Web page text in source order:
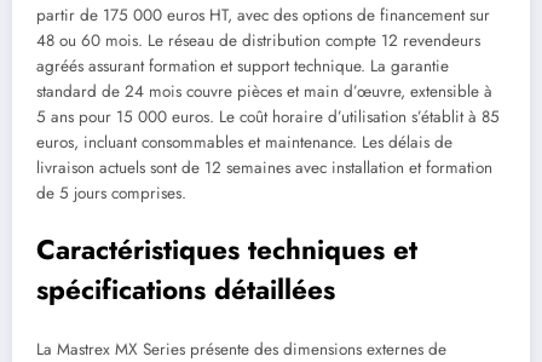
partir de 175 000 euros HT, avec des options de financement sur
48 ou 60 mois. Le réseau de distribution compte 12 revendeurs
agréés assurant formation et support technique. La garantie
standard de 24 mois couvre pièces et main d’œuvre, extensible à
5 ans pour 15 000 euros. Le coût horaire d’utilisation s’établit à 85
euros, incluant consommables et maintenance. Les délais de
livraison actuels sont de 12 semaines avec installation et formation
de 5 jours comprises.
Caractéristiques techniques et
spécifications détaillées
La Mastrex MX Series présente des dimensions externes de